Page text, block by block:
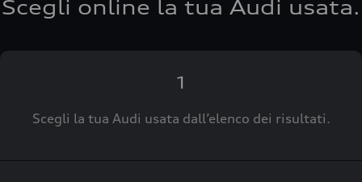
Scegli online la tua Audi usata.
1
Scegli la tua Audi usata dall’elenco dei risultati.